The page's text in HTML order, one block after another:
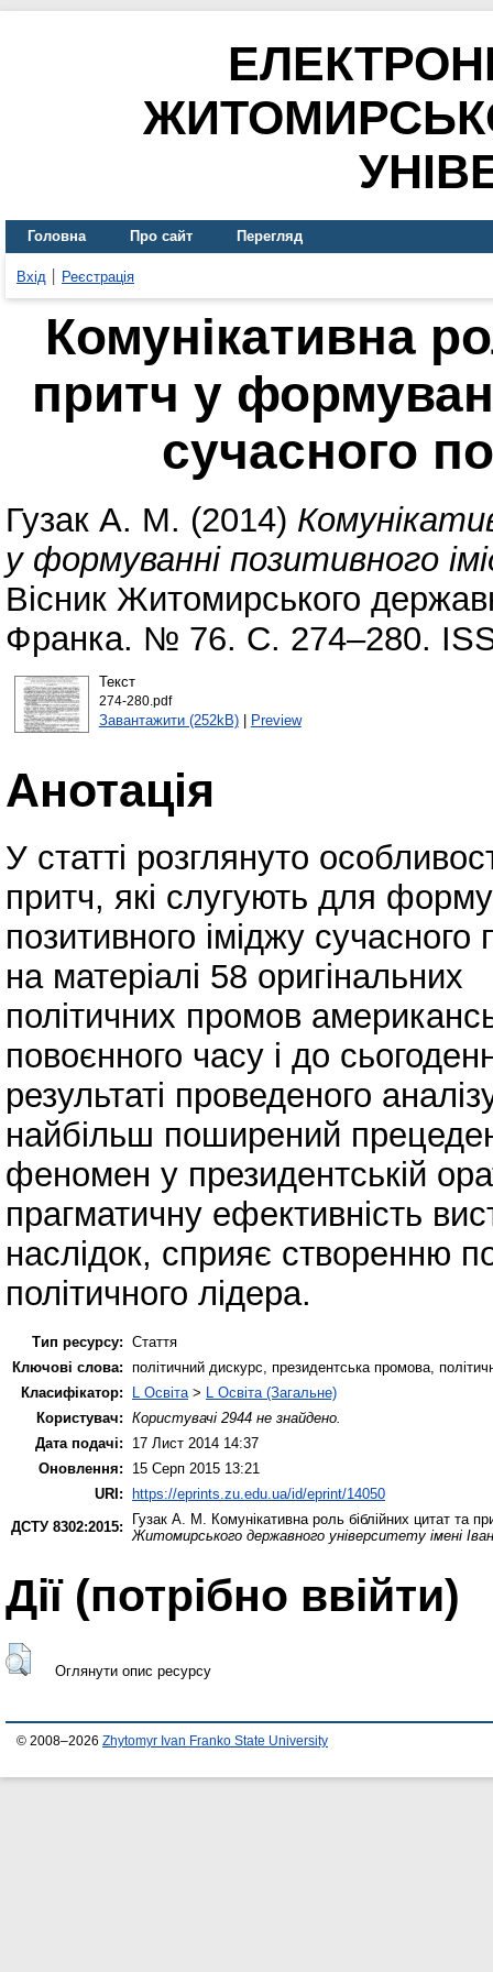
Головна Про сайт Перегляд
Вхід Реєстрація
Комунікативна
притч у
сучасного
Гузак А. М. (2014)
у формуванні позитивного
Вісник Житомирського
Франка. № 76. С. 274–280.
Текст
274-280.pdf
Завантажити (252kB)| Preview
Анотація
У статті розглянуто
притч, які слугують для
позитивного іміджу
на матеріалі 58 оригінальних
політичних промов
повоєнного часу і до
результаті проведеного
найбільш поширений
феномен у президентській
прагматичну ефективність
наслідок, сприяє створенню
політичного лідера.
Тип ресурсу: Стаття
Ключові слова: політичний дискурс, президентська промова,
Класифікатор:
L Освіта > L Освіта (Загальне)
Користувач: Користувачі 2944 не знайдено.
Дата подачі:
17 Лист 2014 14:37
Оновлення:
15 Серп 2015 13:21
URI: https://eprints.zu.edu.ua/id/eprint/14050
ДСТУ 8302:2015:
Гузак А. М.
Комунікативна роль біблійних цитат та
Житомирського державного університету імені
Дії ​​(потрібно ввійти)
Оглянути опис ресурсу
© 2008–2026 Zhytomyr Ivan Franko State University